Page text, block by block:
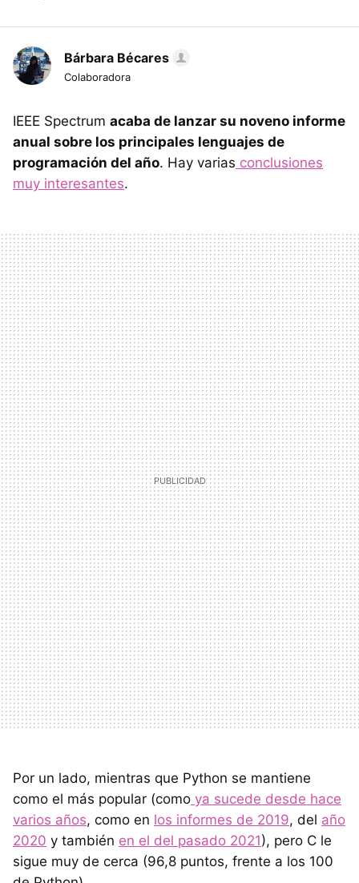
Bárbara Bécares
Colaboradora
IEEE Spectrum acaba de lanzar su noveno informe
anual sobre los principales lenguajes de
programación del año. Hay varias conclusiones
muy interesantes.
Por un lado, mientras que Python se mantiene
como el más popular (como ya sucede desde hace
varios años, como en los informes de 2019, del año
2020 y también en el del pasado 2021), pero C le
sigue muy de cerca (96,8 puntos, frente a los 100